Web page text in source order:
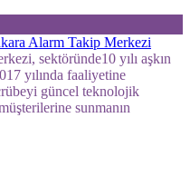
sektöründe10 yılı aşkın
yılında faaliyetine
güncel teknolojik
sunmanın